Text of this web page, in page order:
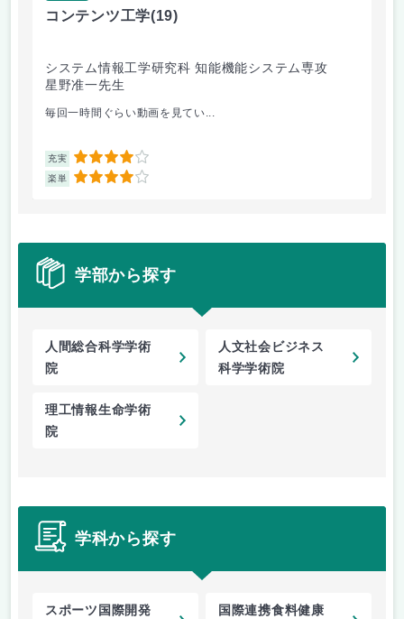
コンテンツ工学(19)
システム情報工学研究科 知能機能システム専攻
星野准一先生
毎回一時間ぐらい動画を見てい...
充実 4
楽単 4
学部から探す
人間総合科学学術
院
人文社会ビジネス
科学学術院
理工情報生命学術
院
学科から探す
スポーツ国際開発
国際連携食料健康